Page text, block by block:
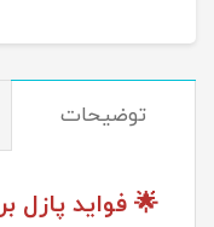
توضیحات
🌟 فواید پازل